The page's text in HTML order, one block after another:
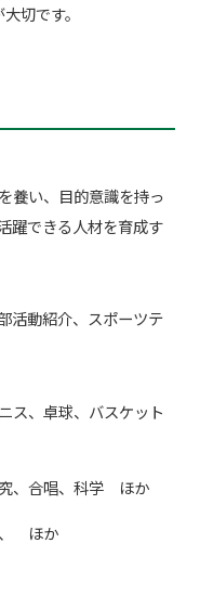
切です。
養い、目的意識を持っ
躍できる人材を育成す
活動紹介、スポーツテ
ス、卓球、バスケット
究、合唱、科学 ほか
、 ほか